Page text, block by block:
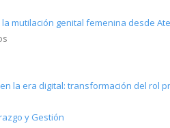
mutilación genital femenina desde
la era digital: transformación del rol
y Gestión